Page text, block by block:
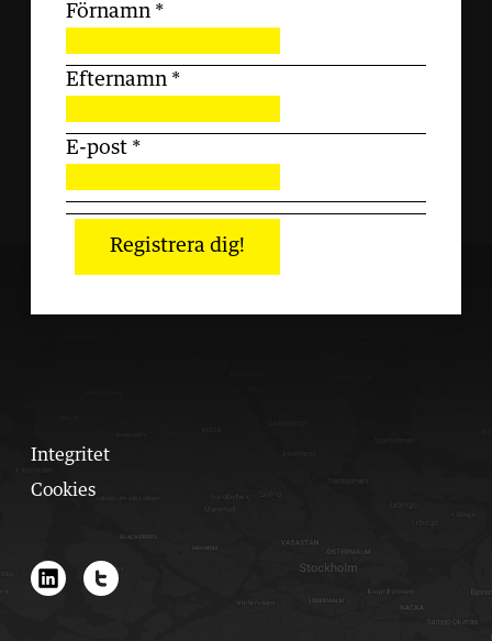
Förnamn *
Efternamn *
E-post *
Registrera dig!
Integritet
Cookies